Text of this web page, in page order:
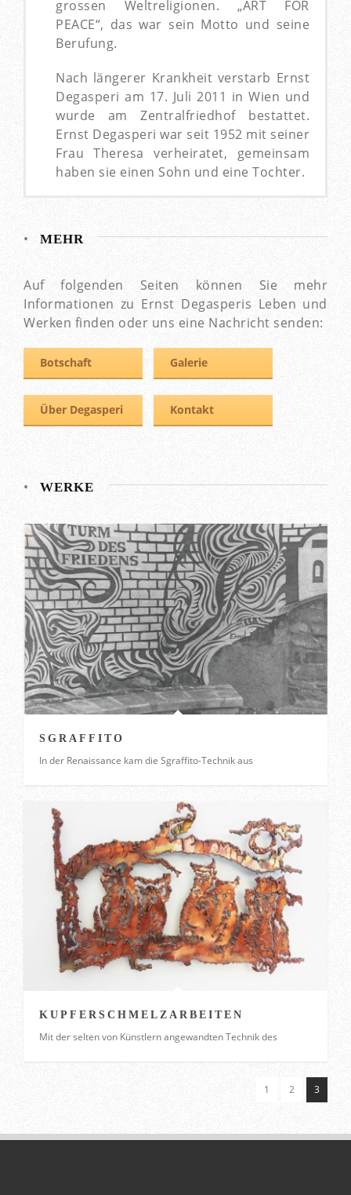
grossen Weltreligionen. „ART FOR
PEACE“, das war sein Motto und seine
Berufung.
Nach längerer Krankheit verstarb Ernst
Degasperi am 17. Juli 2011 in Wien und
wurde am Zentralfriedhof bestattet.
Ernst Degasperi war seit 1952 mit seiner
Frau Theresa verheiratet, gemeinsam
haben sie einen Sohn und eine Tochter.
• MEHR
Auf folgenden Seiten können Sie mehr
Informationen zu Ernst Degasperis Leben und
Werken finden oder uns eine Nachricht senden:
Botschaft Galerie
Über Degasperi Kontakt
• WERKE
SGRAFFITO
In der Renaissance kam die Sgraffito-Technik aus
KUPFERSCHMELZARBEITEN
Mit der selten von Künstlern angewandten Technik des
1 2 3